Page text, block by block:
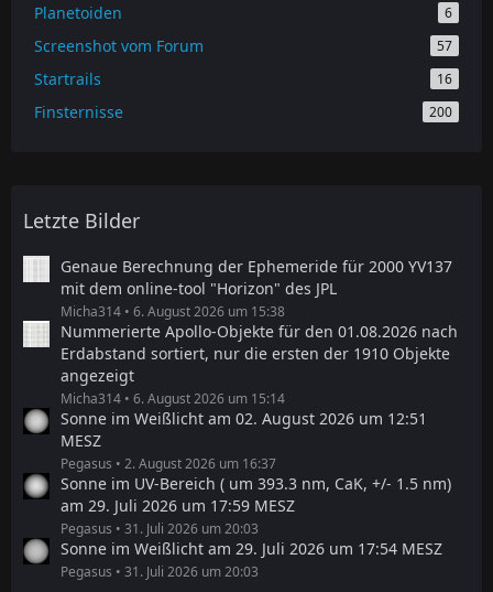
Planetoiden 6
Screenshot vom Forum 57
Startrails 16
Finsternisse 200
Letzte Bilder
Genaue Berechnung der Ephemeride für 2000 YV137
mit dem online-tool "Horizon" des JPL
Micha314 6. August 2026 um 15:38
Nummerierte Apollo-Objekte für den 01.08.2026 nach
Erdabstand sortiert, nur die ersten der 1910 Objekte
angezeigt
Micha314 6. August 2026 um 15:14
Sonne im Weißlicht am 02. August 2026 um 12:51
MESZ
Pegasus 2. August 2026 um 16:37
Sonne im UV-Bereich ( um 393.3 nm, CaK, +/- 1.5 nm)
am 29. Juli 2026 um 17:59 MESZ
Pegasus 31. Juli 2026 um 20:03
Sonne im Weißlicht am 29. Juli 2026 um 17:54 MESZ
Pegasus 31. Juli 2026 um 20:03